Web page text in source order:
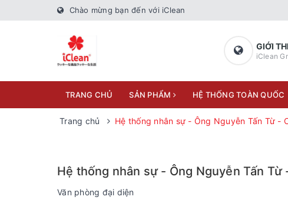
Chào mừng bạn đến với iClean
GIỚI
iClean
TRANG CHỦ SẢN PHẨM HỆ THỐNG TOÀN QUỐC
Trang chủ Hệ thống nhân sự - Ông Nguyễn Tấn Từ -
Hệ thống nhân sự - Ông Nguyễn Tấn Từ
Văn phòng đại diện